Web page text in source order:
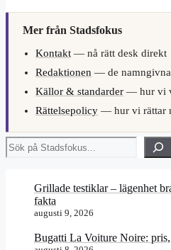
Mer från Stadsfokus
Kontakt — nå rätt desk direkt
Redaktionen — de namngivna
Källor & standarder — hur vi
Rättelsepolicy — hur vi rättar
Sök
Grillade testiklar – lägenhet
fakta
augusti 9, 2026
Bugatti La Voiture Noire: pris,